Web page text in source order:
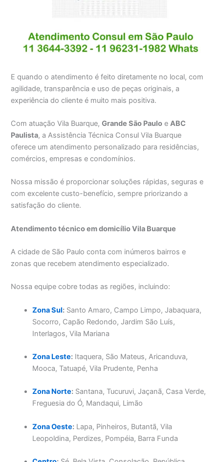
E quando o atendimento é feito diretamente no local, com
agilidade, transparência e uso de peças originais, a
experiência do cliente é muito mais positiva.
Com atuação Vila Buarque,Grande São Paulo eABC
Paulista, a Assistência Técnica Consul Vila Buarque
oferece um atendimento personalizado para residências,
comércios, empresas e condomínios.
Nossa missão é proporcionar soluções rápidas, seguras e
com excelente custo-benefício, sempre priorizando a
satisfação do cliente.
Atendimento técnico em domicílio Vila Buarque
A cidade de São Paulo conta com inúmeros bairros e
zonas que recebem atendimento especializado.
Nossa equipe cobre todas as regiões, incluindo:
Zona Sul: Santo Amaro, Campo Limpo, Jabaquara,
Socorro, Capão Redondo, Jardim São Luís,
Interlagos, Vila Mariana
Zona Leste: Itaquera, São Mateus, Aricanduva,
Mooca, Tatuapé, Vila Prudente, Penha
Zona Norte: Santana, Tucuruvi, Jaçanã, Casa Verde,
Freguesia do Ó, Mandaqui, Limão
Zona Oeste: Lapa, Pinheiros, Butantã, Vila
Leopoldina, Perdizes, Pompéia, Barra Funda